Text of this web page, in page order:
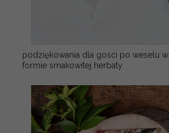
podziękowania dla gości po weselu w
formie smakowitej herbaty